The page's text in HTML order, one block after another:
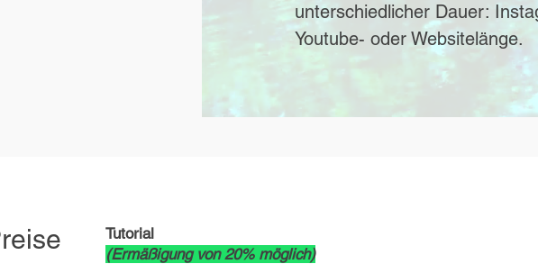
unterschiedlicher Dauer:
Youtube- oder Websitelänge.
Tutorial
(Ermäßigung von 20% möglich)